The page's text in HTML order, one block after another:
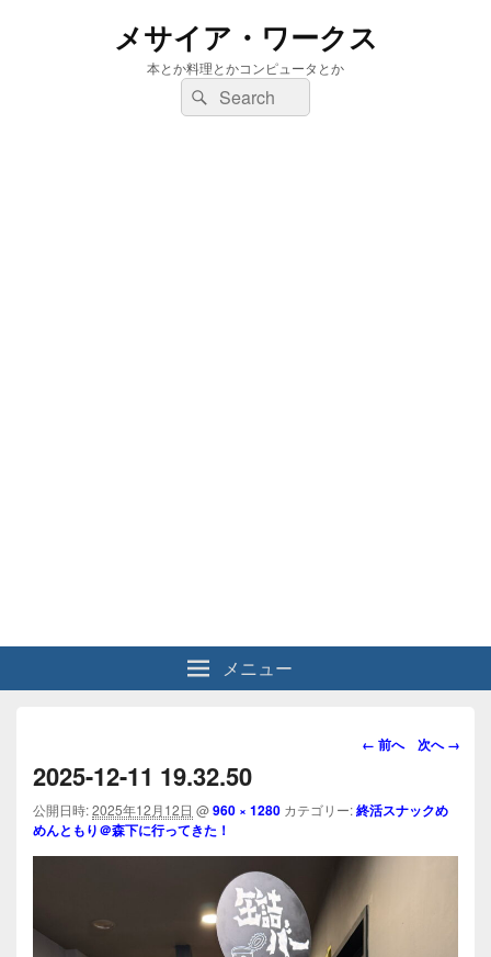
メサイア・ワークス
本とか料理とかコンピュータとか
検
索:
検
索
メニュー
画
ビ
ー
シ
ョ
ン
← 前へ 次へ →
2025-12-11 19.32.50
公開日時:2025年12月12日 @960 × 1280 カテゴリー:終活スナックめ
めんともり＠森下に行ってきた！